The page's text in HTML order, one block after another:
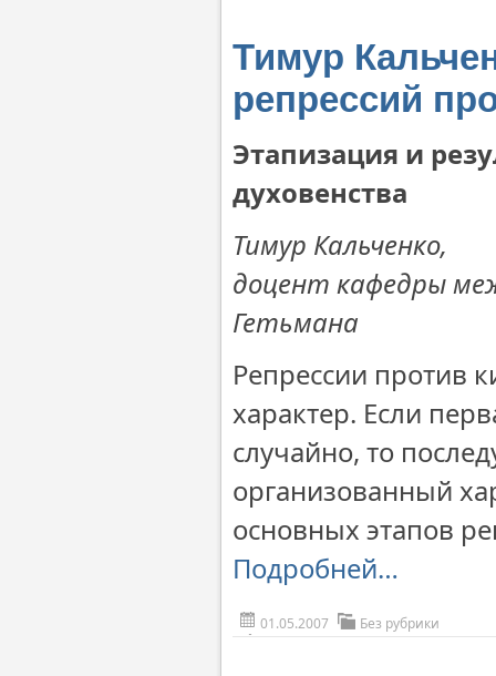
Тимур
репрессий
Этапизация и
духовенства
Тимур Кальченко,
доцент кафедры
Гетьмана
Репрессии против
характер. Если
случайно, то
организованный
основных этапов
Подробней…
01.05.2007 Без рубрики